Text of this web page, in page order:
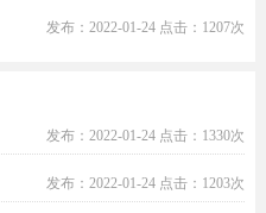
发布：2022-01-24 点击：1207次
发布：2022-01-24 点击：1330次
发布：2022-01-24 点击：1203次